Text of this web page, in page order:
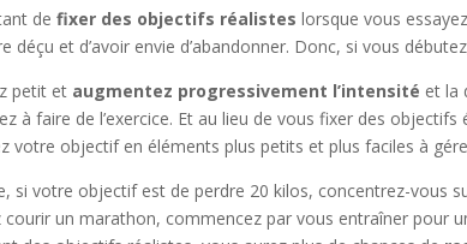
defixer des objectifs réalistes lorsque vous
déçu et d’avoir envie d’abandonner. Donc, si vous
petit et augmentez progressivement l’intensité et la
à faire de l’exercice. Et au lieu de vous fixer des
votre objectif en éléments plus petits et plus faciles à
si votre objectif est de perdre 20 kilos, concentrez-vous
courir un marathon, commencez par vous entraîner pour